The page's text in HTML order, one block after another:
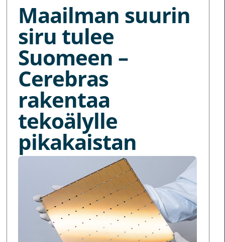
Maailman suurin
siru tulee
Suomeen –
Cerebras
rakentaa
tekoälylle
pikakaistan